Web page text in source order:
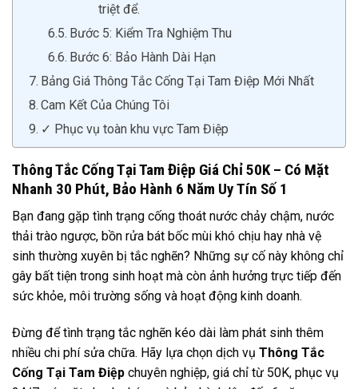
triệt để.
Bước 5: Kiểm Tra Nghiệm Thu
Bước 6: Bảo Hành Dài Hạn
Bảng Giá Thông Tắc Cống Tại Tam Điệp Mới Nhất
Cam Kết Của Chúng Tôi
✓ Phục vụ toàn khu vực Tam Điệp
Thông Tắc Cống Tại Tam Điệp Giá Chỉ 50K – Có Mặt
Nhanh 30 Phút, Bảo Hành 6 Năm Uy Tín Số 1
Bạn đang gặp tình trạng cống thoát nước chảy chậm, nước
thải trào ngược, bồn rửa bát bốc mùi khó chịu hay nhà vệ
sinh thường xuyên bị tắc nghẽn? Những sự cố này không chỉ
gây bất tiện trong sinh hoạt mà còn ảnh hưởng trực tiếp đến
sức khỏe, môi trường sống và hoạt động kinh doanh.
Đừng để tình trạng tắc nghẽn kéo dài làm phát sinh thêm
nhiều chi phí sửa chữa. Hãy lựa chọn dịch vụ Thông Tắc
Cống Tại Tam Điệp chuyên nghiệp, giá chỉ từ 50K, phục vụ